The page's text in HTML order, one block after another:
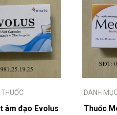
âm đạo Evolus
DANH
Thuốc